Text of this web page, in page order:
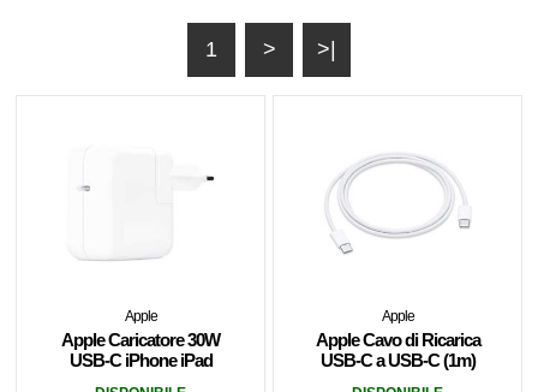
1 > >|
Apple
Apple Caricatore 30W
USB-C iPhone iPad
Apple
Apple Cavo di Ricarica
USB-C a USB-C (1m)